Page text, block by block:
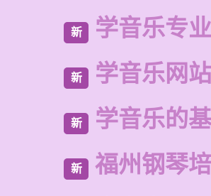
新 学音乐专
新 学音乐网站
新 学音乐的
新 福州钢琴